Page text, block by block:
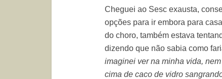
Cheguei ao Sesc exausta,
opções para ir embora para
do choro, também estava
dizendo que não sabia como
imaginei ver na minha vida,
cima de caco de vidro